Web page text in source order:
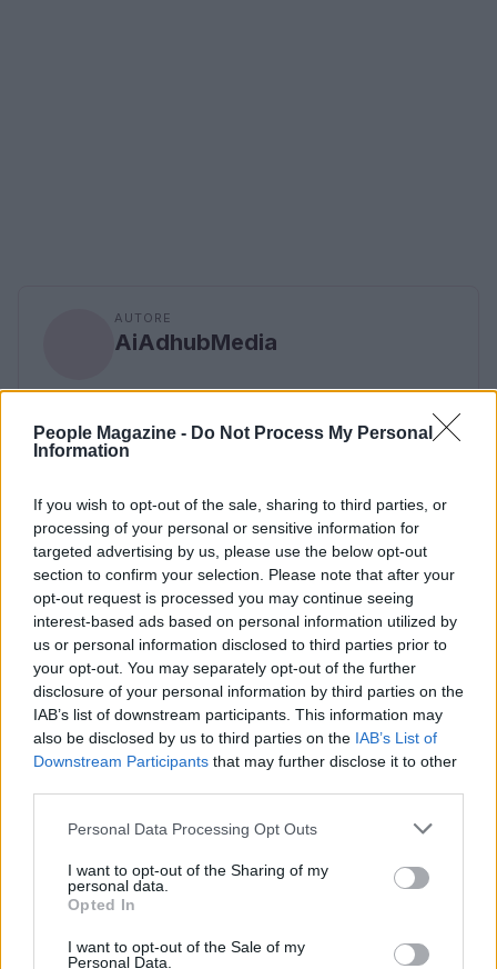
People Magazine - Do Not Process My Personal
Information
If you wish to opt-out of the sale, sharing to third parties, or
processing of your personal or sensitive information for
targeted advertising by us, please use the below opt-out
section to confirm your selection. Please note that after your
opt-out request is processed you may continue seeing
interest-based ads based on personal information utilized by
us or personal information disclosed to third parties prior to
your opt-out. You may separately opt-out of the further
disclosure of your personal information by third parties on the
IAB’s list of downstream participants. This information may
also be disclosed by us to third parties on the IAB’s List of
Downstream Participants that may further disclose it to other
Please note that this website/app uses one or more Google
not limited to your visit or usage behaviour. You may click to
grant or deny consent to Google and its third-party tags to
use your data for below specified purposes in below Google
consent section.
Personal Data Processing Opt Outs
I want to opt-out of the Sharing of my
personal data.
Opted In
I want to opt-out of the Sale of my
Personal Data.
AUTORE
AiAdhubMedia
Continua a leggere